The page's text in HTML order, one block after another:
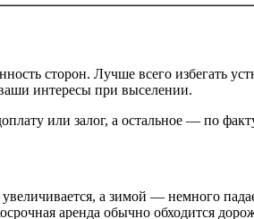
сторон. Лучше всего избегать
интересы при выселении.
или залог, а остальное — по
а зимой — немного
аренда обычно обходится